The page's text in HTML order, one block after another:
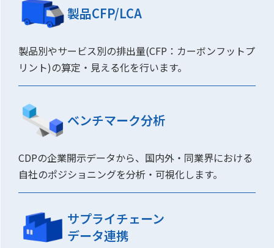
製品CFP/LCA
製品別やサービス別の排出量(CFP：カーボンフットプ
リント)の算定・見える化を行います。
ベンチマーク分析
CDPの企業開示データから、国内外・同業界における
自社のポジショニングを分析・可視化します。
サプライチェーン
データ連携